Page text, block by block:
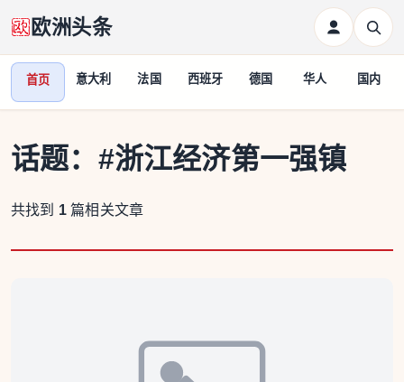
欧洲头条
首页 意大利 法国 西班牙 德国 华人 国内
话题： #浙江经济第一强镇
共找到 1 篇相关文章